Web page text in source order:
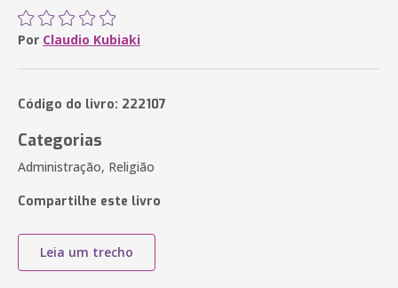
Por Claudio Kubiaki
Código do livro: 222107
Categorias
Administração, Religião
Compartilhe este livro
Leia um trecho